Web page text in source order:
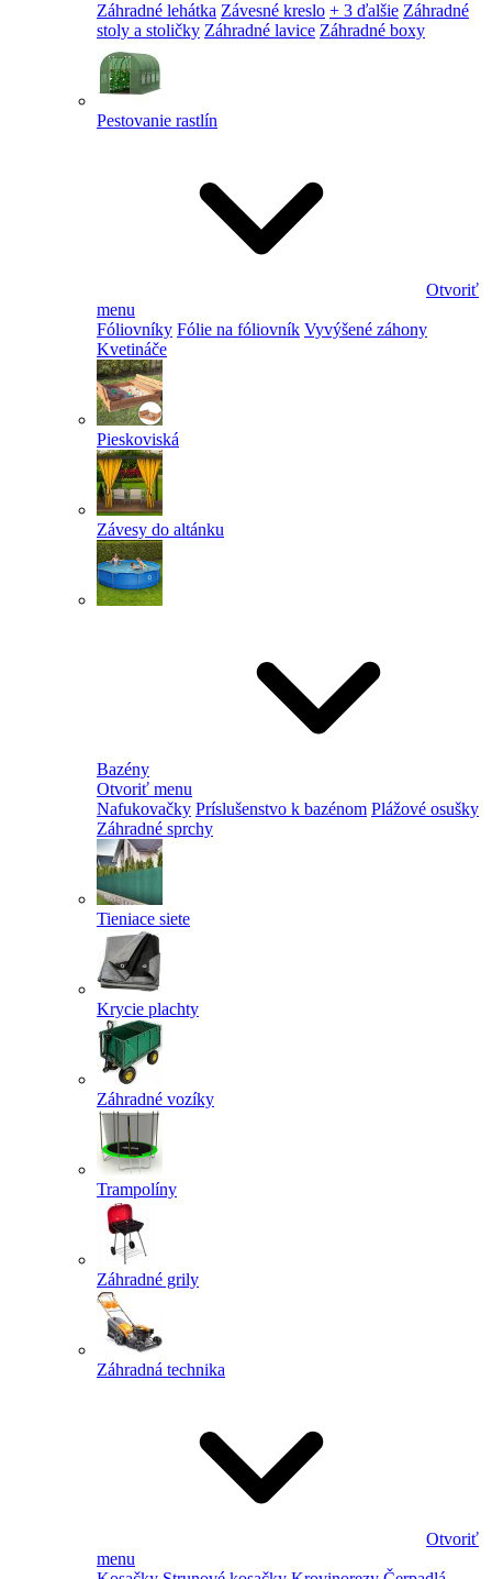
Záhradné lehátka Závesné kreslo + 3 ďalšie Záhradné
stoly a stoličky Záhradné lavice Záhradné boxy
Pestovanie rastlín
Otvoriť
menu
Fóliovníky Fólie na fóliovník Vyvýšené záhony
Kvetináče
Pieskoviská
Závesy do altánku
Bazény
Otvoriť menu
Nafukovačky Príslušenstvo k bazénom Plážové osušky
Záhradné sprchy
Tieniace siete
Krycie plachty
Záhradné vozíky
Trampolíny
Záhradné grily
Záhradná technika
Otvoriť
menu